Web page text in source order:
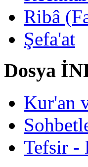
Ribâ
Şefa'at
Dosya
Kur'an
Tefsir -